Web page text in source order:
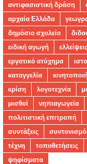
αντιφασιστική δράση
αρχαία Ελλάδα
δημόσιο σχολείο
ειδική αγωγή
ελλείψεις
εργατικό ατύχημα
καταγγελία
κρίση
λογοτεχνία
μισθοί
νηπιαγωγεία
πολιτιστική επιτροπή
συντάξεις
τέχνη
τοποθετήσεις
ψηφίσματα